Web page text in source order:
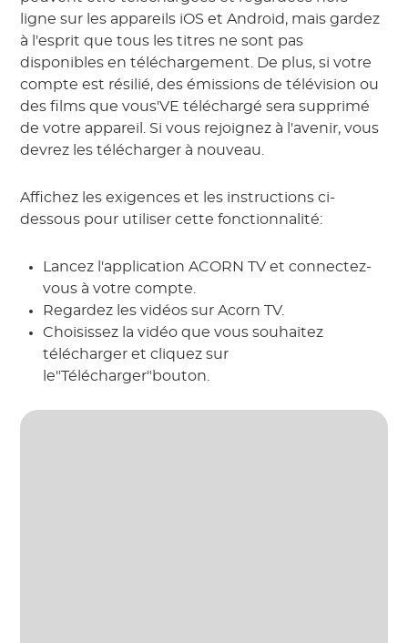
ligne sur les appareils iOS et Android, mais gardez
à l'esprit que tous les titres ne sont pas
disponibles en téléchargement. De plus, si votre
compte est résilié, des émissions de télévision ou
des films que vous'VE téléchargé sera supprimé
de votre appareil. Si vous rejoignez à l'avenir, vous
devrez les télécharger à nouveau.
Affichez les exigences et les instructions ci-
dessous pour utiliser cette fonctionnalité:
Lancez l'application ACORN TV et connectez-
vous à votre compte.
Regardez les vidéos sur Acorn TV.
Choisissez la vidéo que vous souhaitez
télécharger et cliquez sur
le"Télécharger"bouton.